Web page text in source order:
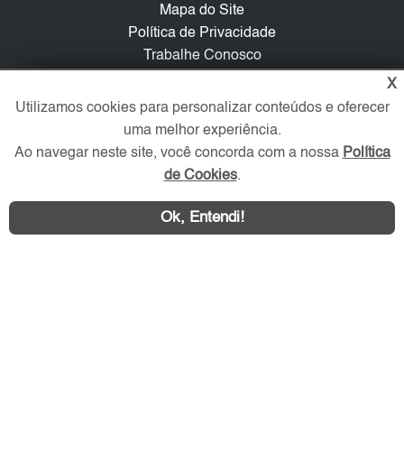
Mapa do Site
Política de Privacidade
Trabalhe Conosco
Verificada por
Redes Sociais
X
Utilizamos cookies para personalizar conteúdos e oferecer
uma melhor experiência.
Ao navegar neste site, você concorda com a nossa Política
de Cookies.
Ok, Entendi!